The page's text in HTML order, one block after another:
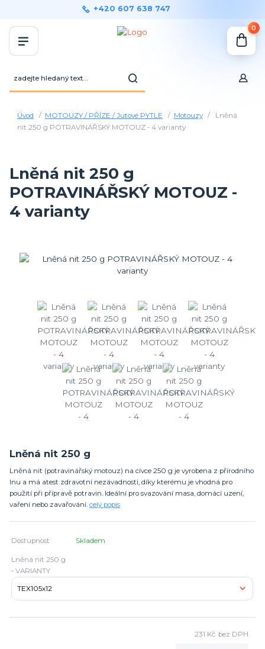
+420 607 638 747
0
Úvod MOTOUZY / PŘÍZE / Jutové PYTLE Motouzy
Lněná
nit 250 g POTRAVINÁŘSKÝ MOTOUZ - 4 varianty
Lněná nit 250 g
POTRAVINÁŘSKÝ MOTOUZ -
4 varianty
Lněná nit 250 g
Lněná nit (potravinářský motouz) na cívce 250 g je vyrobena z přírodního
lnu a má atest zdravotní nezávadnosti, díky kterému je vhodná pro
použití při přípravě potravin. Ideální pro svazování masa, domácí uzení,
vaření nebo zavařování. celý popis
Dostupnost Skladem
Lněná nit 250 g
- VARIANTY
231 Kč bez DPH